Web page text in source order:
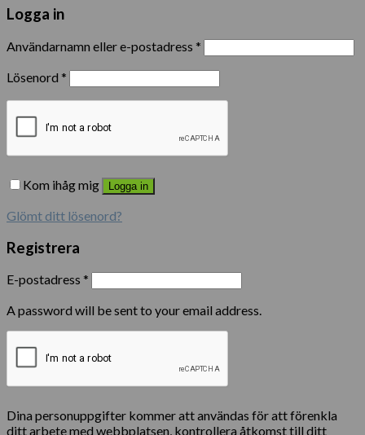
Logga in
Användarnamn eller e-postadress *
Lösenord *
Kom ihåg mig Logga in
Glömt ditt lösenord?
Registrera
E-postadress *
A password will be sent to your email address.
Dina personuppgifter kommer att användas för att förenkla
ditt arbete med webbplatsen, kontrollera åtkomst till ditt